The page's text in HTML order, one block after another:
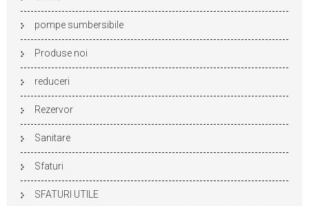
pompe sumbersibile
Produse noi
reduceri
Rezervor
Sanitare
Sfaturi
SFATURI UTILE